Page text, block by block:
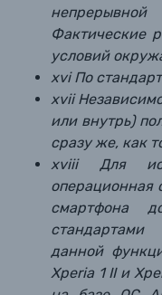
Фактические
условий
xvi По
xvii
или внутрь)
сразу же, как
xviii Для
операционная
смартфона
стандартами
данной
Xperia 1 II и